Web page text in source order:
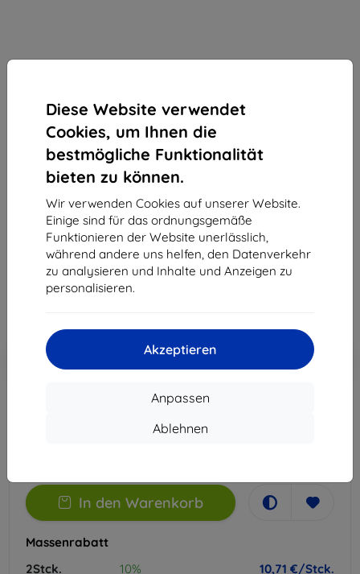
Diese Website verwendet
Cookies, um Ihnen die
bestmögliche Funktionalität
bieten zu können.
Wir verwenden Cookies auf unserer Website.
Einige sind für das ordnungsgemäße
Funktionieren der Website unerlässlich,
während andere uns helfen, den Datenverkehr
zu analysieren und Inhalte und Anzeigen zu
personalisieren.
Akzeptieren
Anpassen
Ablehnen
3mk 1UP Schutzfolie für Realme GT 6T
Geeignet für: REALME GT 6T
26,91 €
10,71 €
-10%
Rabatt mit Gutschein
EXTRA10
Warenkorb
Letztes Stück auf Lager
In den Warenkorb
Massenrabatt
2Stck.
10% 10,71 €/Stck.